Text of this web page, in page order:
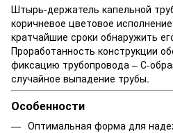
Штырь-держатель капельной
коричневое цветовое
кратчайшие сроки обнаружить
Проработанность конструкции
фиксацию трубопровода – С-
случайное выпадение трубы.
Особенности
Оптимальная форма для